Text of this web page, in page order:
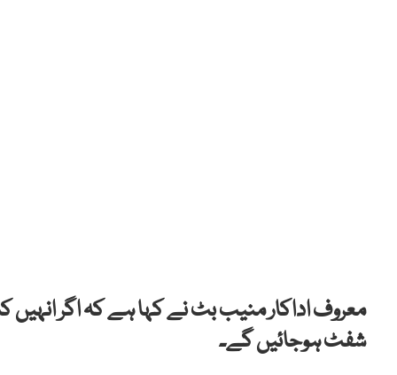
معروف اداکار منیب بٹ نے کہا ہے کہ اگر انہیں
شفٹ ہوجائیں گے۔